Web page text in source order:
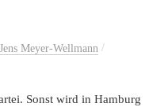
Jens Meyer-Wellmann /
Sonst wird in Hamburg